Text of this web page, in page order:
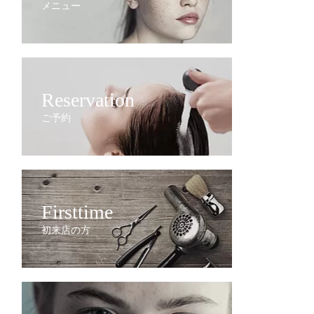
メニュー
Reservation
ご予約
Firsttime
初来店の方